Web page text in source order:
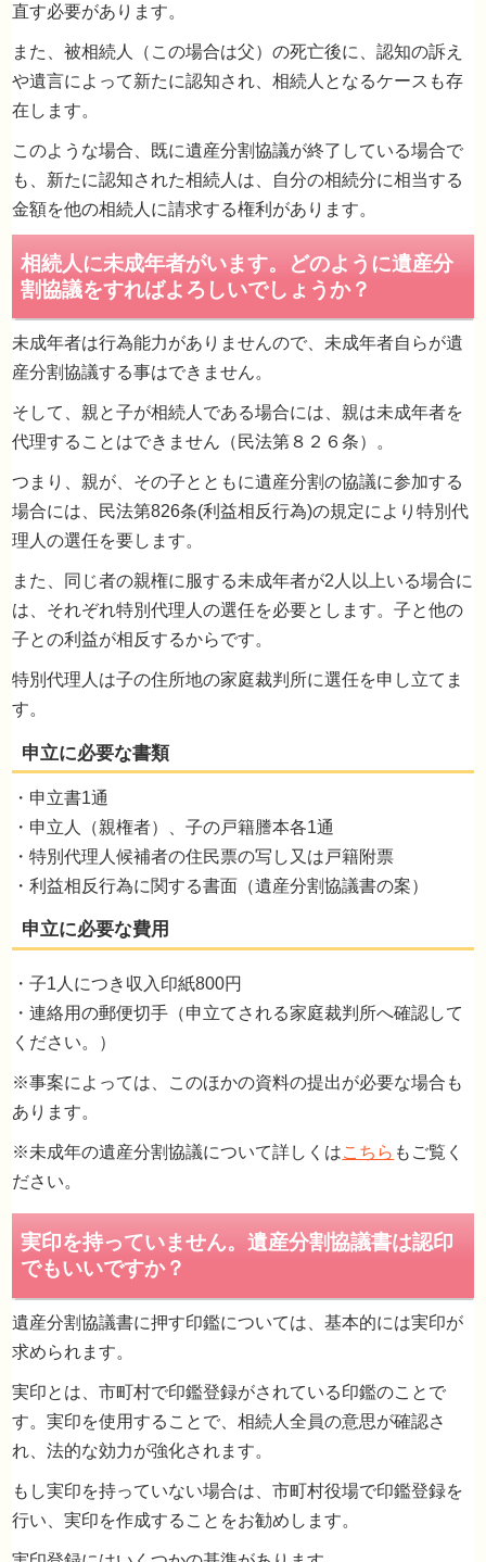
②失踪宣告
父の遺産の分割協議を終えたあとに、父の
と、確かに父が認知した子でした。分割協
一からやり直さなければなりませんか？
直す必要があります。
また、被相続人（この場合は父）の死亡後に、認知の訴え
や遺言によって新たに認知され、相続人となるケースも存
在します。
このような場合、既に遺産分割協議が終了している場合で
も、新たに認知された相続人は、自分の相続分に相当する
金額を他の相続人に請求する権利があります。
相続人に未成年者がいます。どのように遺
割協議をすればよろしいでしょうか？
未成年者は行為能力がありませんので、未成年者自らが遺
産分割協議する事はできません。
そして、親と子が相続人である場合には、親は未成年者を
代理することはできません（民法第８２６条）。
つまり、親が、その子とともに遺産分割の協議に参加する
場合には、民法第826条(利益相反行為)の規定により特別代
理人の選任を要します。
また、同じ者の親権に服する未成年者が2人以上いる場合に
は、それぞれ特別代理人の選任を必要とします。子と他の
子との利益が相反するからです。
特別代理人は子の住所地の家庭裁判所に選任を申し立てま
す。
申立に必要な書類
・申立書1通
・申立人（親権者）、子の戸籍謄本各1通
・特別代理人候補者の住民票の写し又は戸籍附票
・利益相反行為に関する書面（遺産分割協議書の案）
・子1人につき収入印紙800円
・連絡用の郵便切手（申立てされる家庭裁判所へ確認して
ください。）
※事案によっては、このほかの資料の提出が必要な場合も
あります。
※未成年の遺産分割協議について詳しくはこちら もご覧く
ださい。
遺産分割協議書に押す印鑑については、基本的には実印が
求められます。
実印とは、市町村で印鑑登録がされている印鑑のことで
す。実印を使用することで、相続人全員の意思が確認さ
れ、法的な効力が強化されます。
もし実印を持っていない場合は、市町村役場で印鑑登録を
行い、実印を作成することをお勧めします。